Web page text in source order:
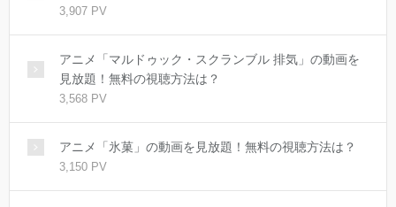
3,907 PV
アニメ「マルドゥック・スクランブル 排気」の動画を
見放題！無料の視聴方法は？
3,568 PV
アニメ「氷菓」の動画を見放題！無料の視聴方法は？
3,150 PV